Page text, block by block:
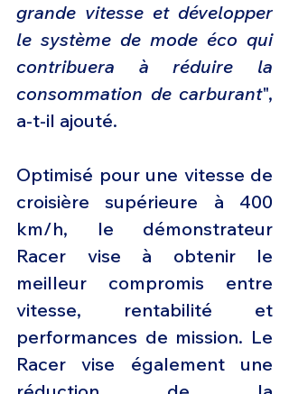
grande vitesse et développer
le système de mode éco qui
contribuera à réduire la
consommation de carburant",
a-t-il ajouté.
Optimisé pour une vitesse de
croisière supérieure à 400
km/h, le démonstrateur
Racer vise à obtenir le
meilleur compromis entre
vitesse, rentabilité et
performances de mission. Le
Racer vise également une